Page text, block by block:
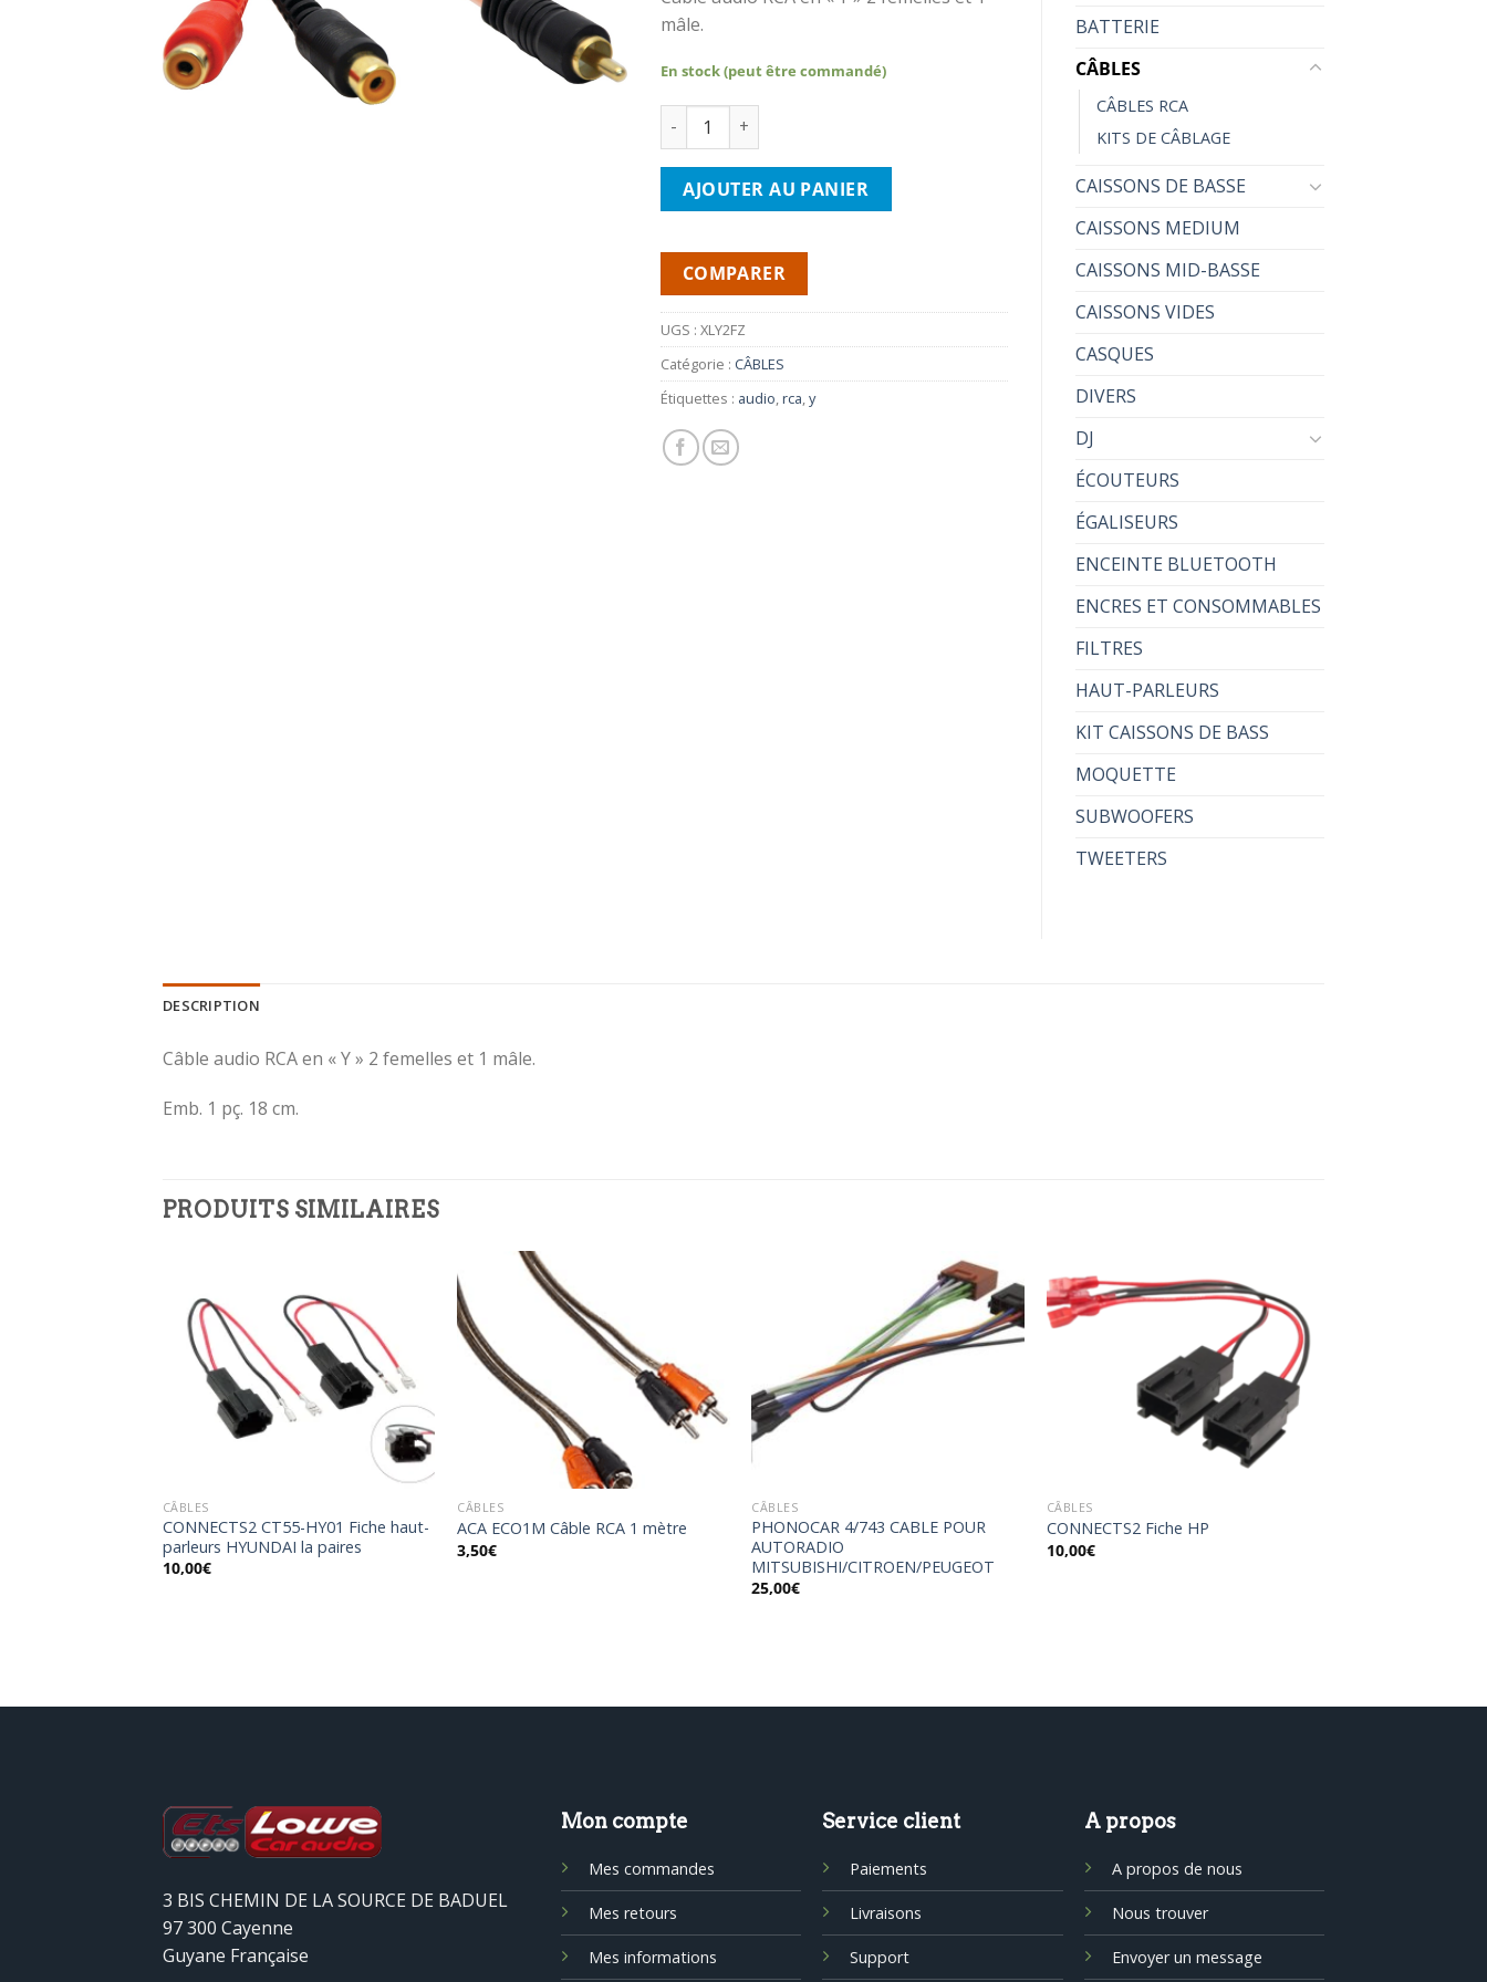
mâle.
En stock (peut être commandé)
quantité de DB LINK XLY2FZ- Adaptateur Y 2 Femelle 1 mâle
AJOUTER AU PANIER
COMPARER
UGS : XLY2FZ
Catégorie : CÂBLES
Étiquettes : audio,rca,y
BATTERIE
CÂBLES
CÂBLES RCA
KITS DE CÂBLAGE
CAISSONS DE BASSE
CAISSONS MEDIUM
CAISSONS MID-BASSE
CAISSONS VIDES
CASQUES
DIVERS
DJ
ÉCOUTEURS
ÉGALISEURS
ENCEINTE BLUETOOTH
ENCRES ET CONSOMMABLES
FILTRES
HAUT-PARLEURS
KIT CAISSONS DE BASS
MOQUETTE
SUBWOOFERS
TWEETERS
DESCRIPTION
Câble audio RCA en « Y » 2 femelles et 1 mâle.
Emb. 1 pç. 18 cm.
PRODUITS SIMILAIRES
Ajouter
à la
wishlist
CÂBLES
CONNECTS2 CT55-HY01 Fiche haut-
parleurs HYUNDAI la paires
10,00€
à la
wishlist
CÂBLES
ACA ECO1M Câble RCA 1 mètre
3,50€
Ajouter
CÂBLES
PHONOCAR 4/743 CABLE POUR
AUTORADIO
MITSUBISHI/CITROEN/PEUGEOT
25,00€
Ajouter
à la
wishlist
CÂBLES
CONNECTS2 Fiche HP
10,00€
3 BIS CHEMIN DE LA SOURCE DE BADUEL
97 300 Cayenne
Guyane Française
Mon compte
Mes commandes
Mes retours
Mes informations
Service client
Paiements
Livraisons
Support
A propos
A propos de nous
Nous trouver
Envoyer un message